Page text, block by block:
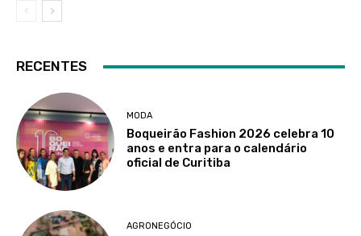
RECENTES
MODA
Boqueirão Fashion 2026 celebra 10
anos e entra para o calendário
oficial de Curitiba
AGRONEGÓCIO